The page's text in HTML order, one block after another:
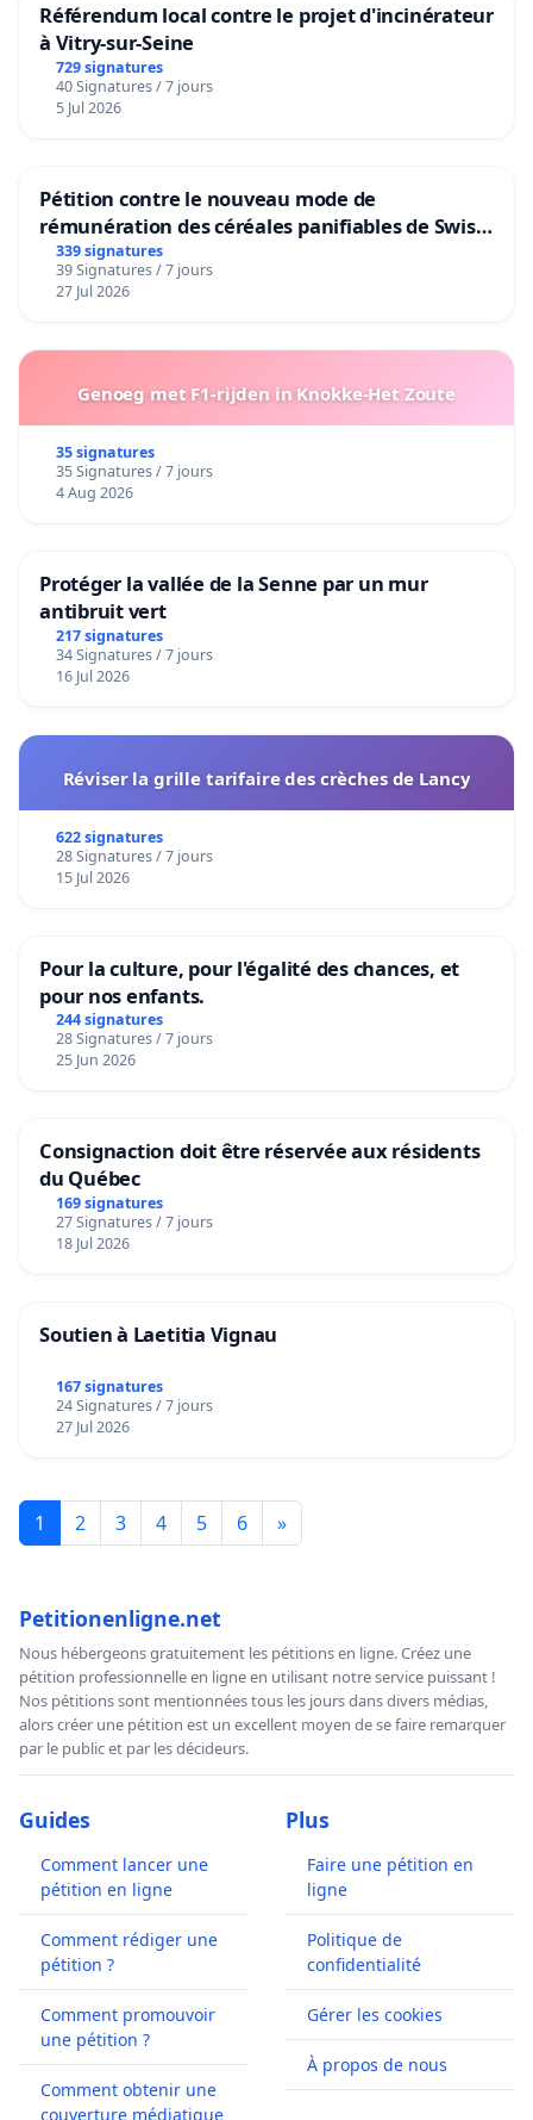
Référendum local contre le projet d'incinérateur
à Vitry-sur-Seine
729 signatures
40 Signatures / 7 jours
5 Jul 2026
Pétition contre le nouveau mode de
rémunération des céréales panifiables de Swiss
granum basé sur la teneur en protéines
339 signatures
39 Signatures / 7 jours
27 Jul 2026
Genoeg met F1-rijden in Knokke-Het Zoute
35 signatures
35 Signatures / 7 jours
4 Aug 2026
Protéger la vallée de la Senne par un mur
antibruit vert
217 signatures
34 Signatures / 7 jours
16 Jul 2026
Réviser la grille tarifaire des crèches de Lancy
622 signatures
28 Signatures / 7 jours
15 Jul 2026
Pour la culture, pour l'égalité des chances, et
pour nos enfants.
244 signatures
28 Signatures / 7 jours
25 Jun 2026
Consignaction doit être réservée aux résidents
du Québec
169 signatures
27 Signatures / 7 jours
18 Jul 2026
Soutien à Laetitia Vignau
167 signatures
24 Signatures / 7 jours
27 Jul 2026
1 2 3 4 5 6 »
Petitionenligne.net
Nous hébergeons gratuitement les pétitions en ligne. Créez une
pétition professionnelle en ligne en utilisant notre service puissant !
Nos pétitions sont mentionnées tous les jours dans divers médias,
alors créer une pétition est un excellent moyen de se faire remarquer
par le public et par les décideurs.
Guides
Comment lancer une
pétition en ligne
Comment rédiger une
pétition ?
Comment promouvoir
une pétition ?
Comment obtenir une
couverture médiatique
Plus
Faire une pétition en
ligne
Politique de
confidentialité
Gérer les cookies
À propos de nous